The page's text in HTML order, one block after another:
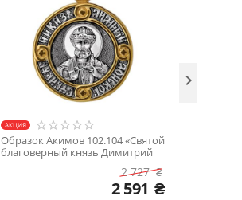
АКЦИЯ
Образок Акимов 102.104 «Святой
благоверный князь Димитрий
2 727 ₴
2 591 ₴
